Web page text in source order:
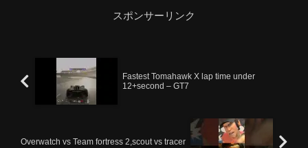
スポンサーリンク
Fastest Tomahawk X lap time under
12+second – GT7
Overwatch vs Team fortress 2,scout vs tracer